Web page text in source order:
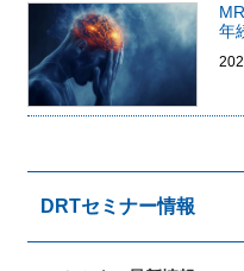
年
DRTセミナー情報